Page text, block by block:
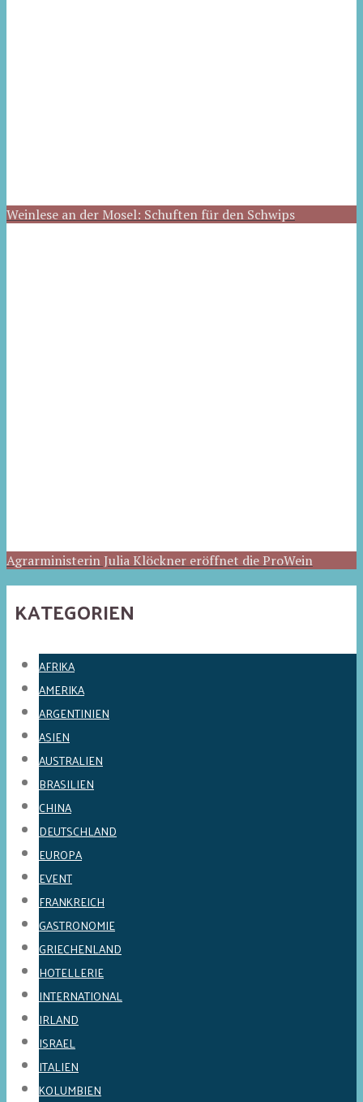
Weinlese an der Mosel: Schuften für den Schwips
Agrarministerin Julia Klöckner eröffnet die ProWein
KATEGORIEN
AFRIKA
AMERIKA
ARGENTINIEN
ASIEN
AUSTRALIEN
BRASILIEN
CHINA
DEUTSCHLAND
EUROPA
EVENT
FRANKREICH
GASTRONOMIE
GRIECHENLAND
HOTELLERIE
INTERNATIONAL
IRLAND
ISRAEL
ITALIEN
KOLUMBIEN